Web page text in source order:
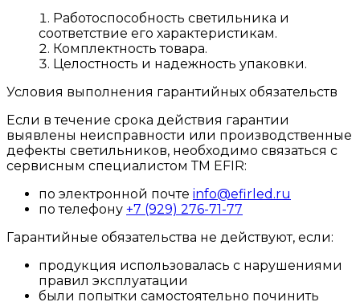
Работоспособность светильника и
соответствие его характеристикам.
Комплектность товара.
Целостность и надежность упаковки.
Условия выполнения гарантийных обязательств
Если в течение срока действия гарантии
выявлены неисправности или производственные
дефекты светильников, необходимо связаться с
сервисным специалистом ТМ EFIR:
по электронной почте info@efirled.ru
по телефону +7 (929) 276-71-77
Гарантийные обязательства не действуют, если:
продукция использовалась с нарушениями
правил эксплуатации
были попытки самостоятельно починить